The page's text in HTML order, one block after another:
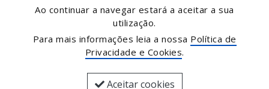
Twitter
Ao continuar a navegar estará a aceitar a sua
utilização.
Para mais informações leia a nossa Política de
Privacidade e Cookies.
Aceitar cookies